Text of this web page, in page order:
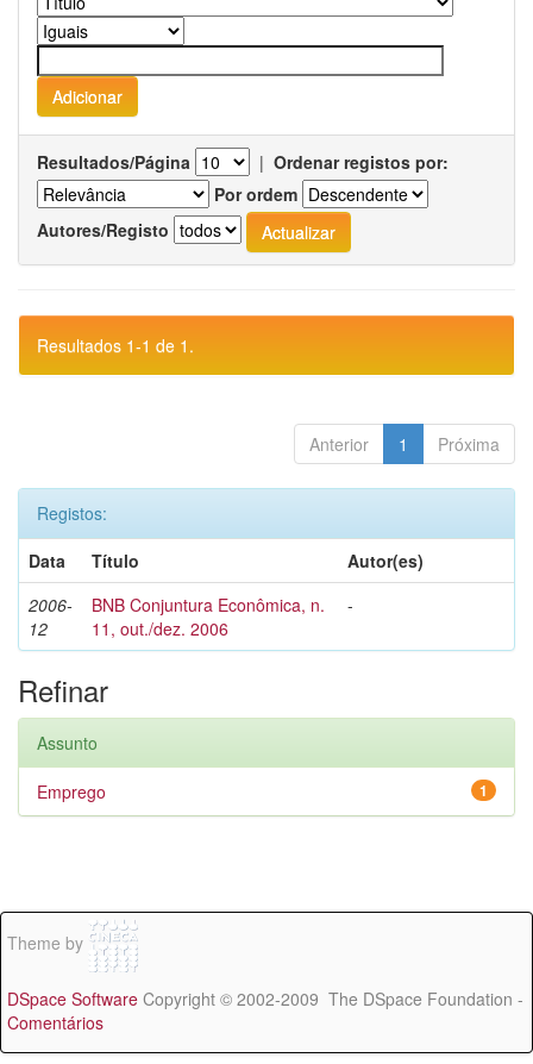
Resultados/Página | Ordenar registos por:
Por ordem
Autores/Registo
Resultados 1-1 de 1.
Anterior 1 Próxima
Registos:
Data
Título
Autor(es)
2006-
12
BNB Conjuntura Econômica, n.
11, out./dez. 2006
-
Refinar
Assunto
1
Emprego
Theme by
DSpace Software Copyright © 2002-2009 The DSpace Foundation -
Comentários